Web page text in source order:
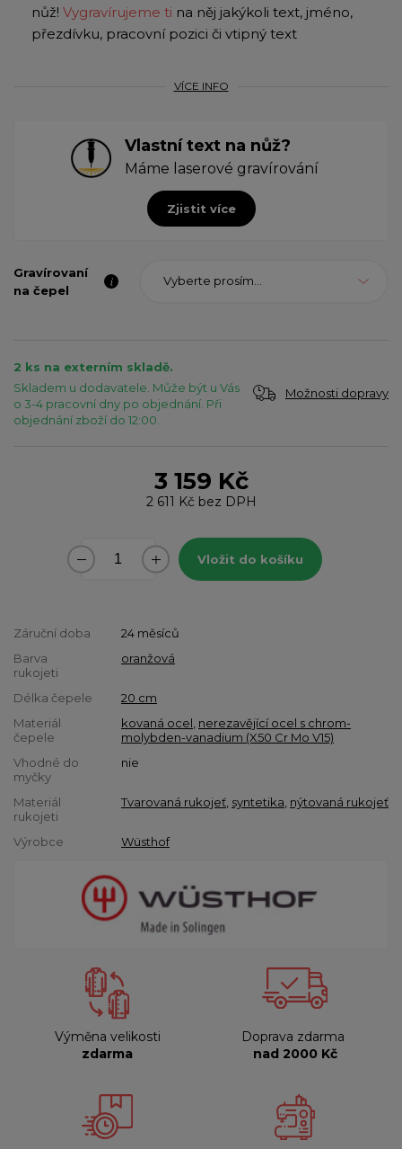
nůž! Vygravírujeme ti na něj jakýkoli text, jméno,
přezdívku, pracovní pozici či vtipný text
VÍCE INFO
Vlastní text na nůž?
Máme laserové gravírování
Zjistit více
Gravírovaní
na čepel
Vyberte prosím...
2 ks na externím skladě.
Skladem u dodavatele. Může být u Vás
o 3-4 pracovní dny po objednání. Při
objednání zboží do 12:00.
Možnosti dopravy
3 159 Kč
2 611 Kč bez DPH
Vložit do košíku
Záruční doba
24 měsíců
Barva
rukojeti
oranžová
Délka čepele
20 cm
Materiál
čepele
kovaná ocel nerezavějící ocel s chrom-
molybden-vanadium (X50 Cr Mo V15)
Vhodné do
myčky
nie
Materiál
rukojeti
Tvarovaná rukojeť syntetika nýtovaná rukojeť
Výrobce Wüsthof
Výměna velikosti
zdarma
Doprava zdarma
nad 2000 Kč